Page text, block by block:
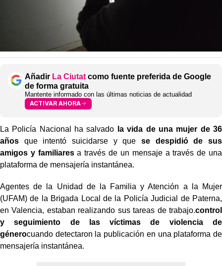
Añadir La Ciutat como fuente preferida de Google
de forma gratuita
Mantente informado con las últimas noticias de actualidad
ACTIVAR AHORA
La Policía Nacional ha salvado la vida de una mujer de 36
años que intentó suicidarse y que se despidió de sus
amigos y familiaresa través de un mensaje a través de una
plataforma de mensajería instantánea.
Agentes de la Unidad de la Familia y Atención a la Mujer
(UFAM) de la Brigada Local de la Policía Judicial de Paterna,
en Valencia, estaban realizando sus tareas de trabajo.control
y seguimiento de las víctimas de violencia de
génerocuando detectaron la publicación en una plataforma de
mensajería instantánea.